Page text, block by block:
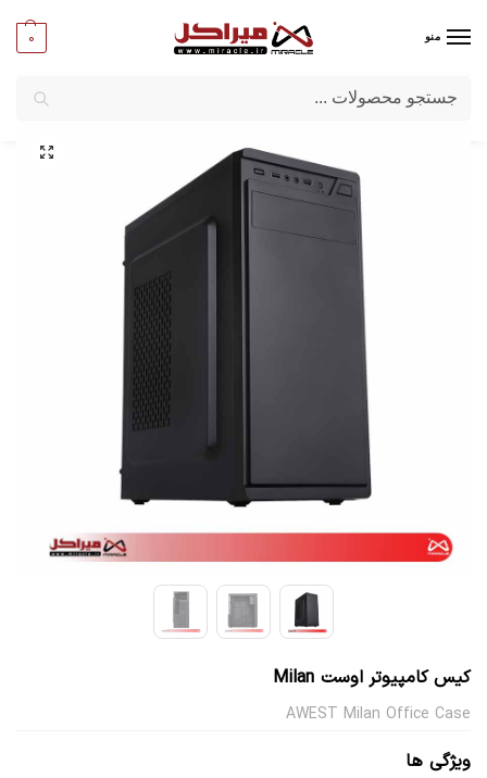
منو 0
میراکل/کامپیوتر/قطعات اصلی
کیس کامپیوتر اوست Milan
AWEST Milan Office Case
ویژگی ها